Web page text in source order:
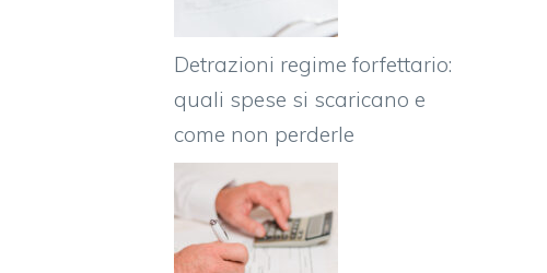
Detrazioni regime forfettario:
quali spese si scaricano e
come non perderle